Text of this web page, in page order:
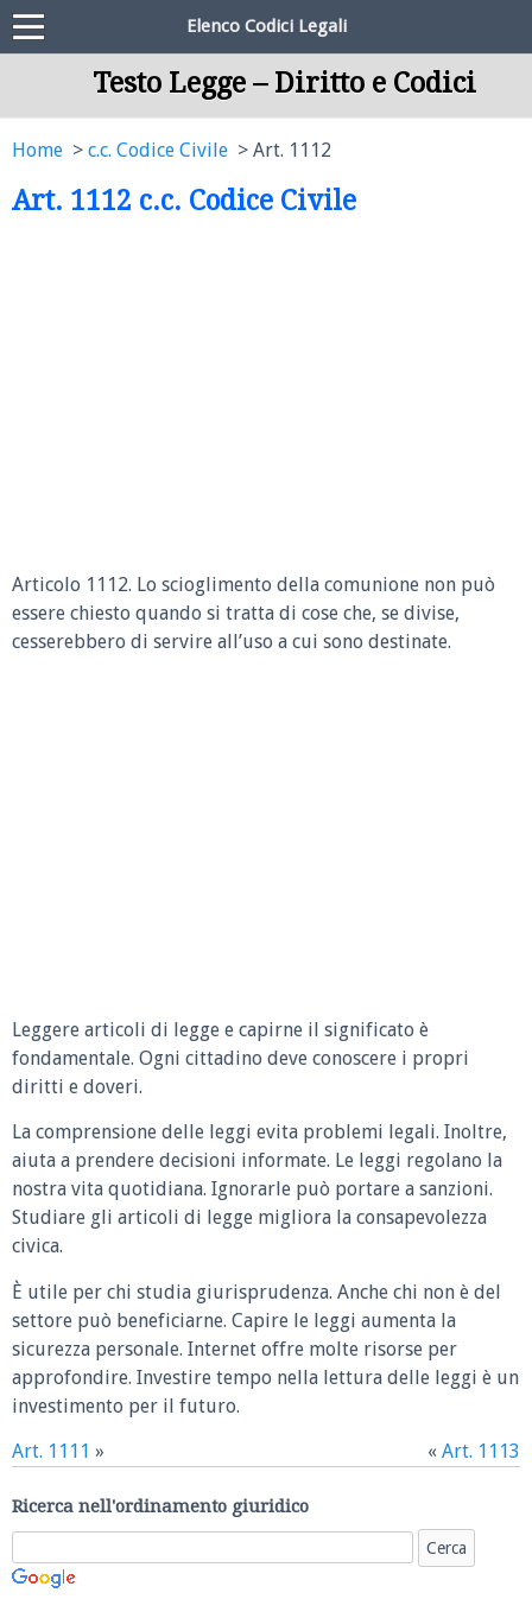
Elenco Codici Legali
Testo Legge – Diritto e Codici
Home c.c. Codice Civile Art. 1112
Art. 1112 c.c. Codice Civile
Articolo 1112. Lo scioglimento della comunione non può
essere chiesto quando si tratta di cose che, se divise,
cesserebbero di servire all’uso a cui sono destinate.
Leggere articoli di legge e capirne il significato è
fondamentale. Ogni cittadino deve conoscere i propri
diritti e doveri.
La comprensione delle leggi evita problemi legali. Inoltre,
aiuta a prendere decisioni informate. Le leggi regolano la
nostra vita quotidiana. Ignorarle può portare a sanzioni.
Studiare gli articoli di legge migliora la consapevolezza
civica.
È utile per chi studia giurisprudenza. Anche chi non è del
settore può beneficiarne. Capire le leggi aumenta la
sicurezza personale. Internet offre molte risorse per
approfondire. Investire tempo nella lettura delle leggi è un
investimento per il futuro.
Art. 1111 » « Art. 1113
Ricerca nell'ordinamento giuridico